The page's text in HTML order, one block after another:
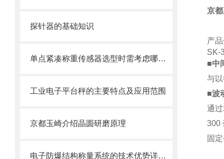
探针器的基础知识
单点紧凑称重传感器选型时需考虑哪些事项？
工业电子平台秤的主要特点及应用范围
京都玉崎介绍晶圆研磨原理
电子防爆结构称量系统的技术优势详细分析
京
产
SK-
■中
与
■波
通
300
固